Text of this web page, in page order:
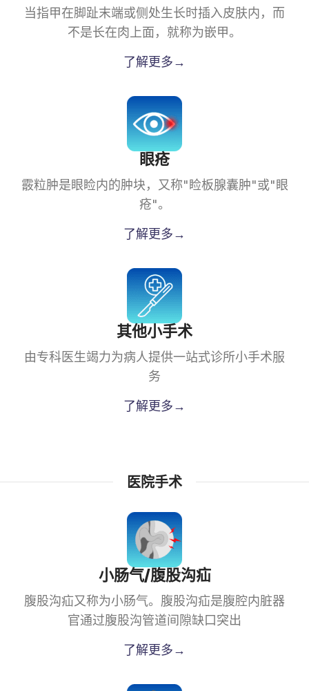
当指甲在脚趾末端或侧处生长时插入皮肤内，而
不是长在肉上面，就称为嵌甲。
了解更多→
眼疮
霰粒肿是眼睑内的肿块，又称"睑板腺囊肿"或"眼
疮"。
了解更多→
其他小手术
由专科医生竭力为病人提供一站式诊所小手术服
务
了解更多→
医院手术
小肠气/腹股沟疝
腹股沟疝又称为小肠气。腹股沟疝是腹腔内脏器
官通过腹股沟管道间隙缺口突出
了解更多→